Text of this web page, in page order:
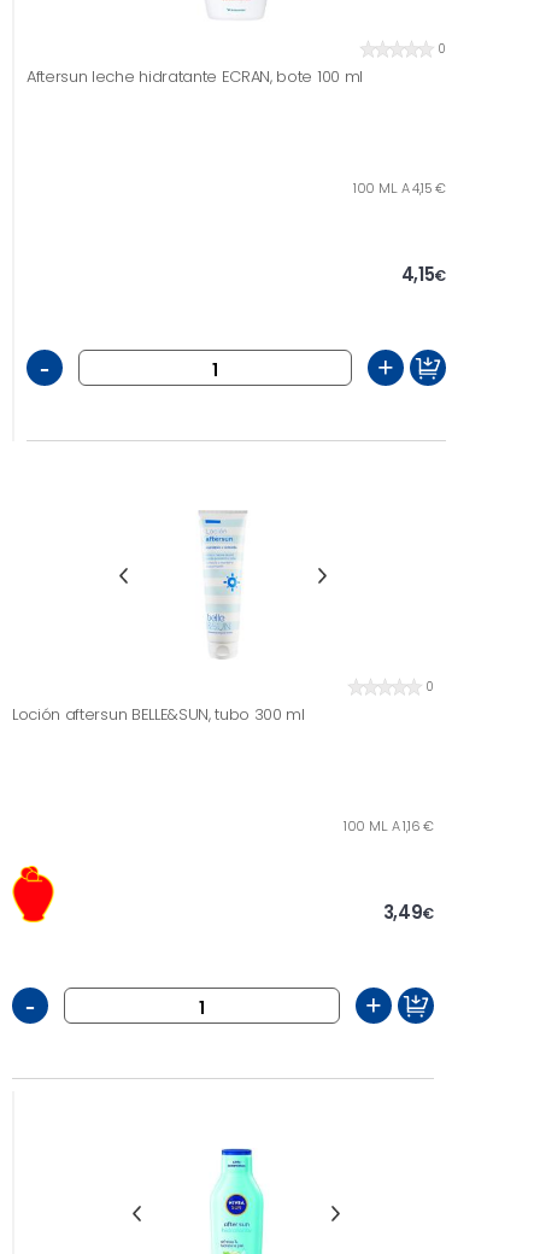
0
Aftersun leche hidratante ECRAN, bote 100 ml
100 ML. A 4,15 €
4,15€
- +
0
Loción aftersun BELLE&SUN, tubo 300 ml
100 ML. A 1,16 €
3,49€
- +